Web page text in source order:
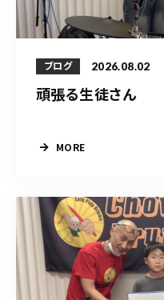
ブログ 2026.08.02
頑張る生徒さん
MORE